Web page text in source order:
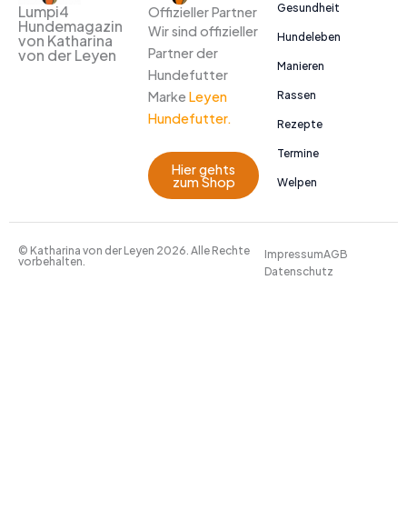
Lumpi4
Hundemagazin
von Katharina
von der Leyen
Offizieller Partner
Wir sind offizieller
Partner der
Hundefutter
Marke Leyen
Hundefutter.
Hier gehts
zum Shop
Gesundheit
Hundeleben
Manieren
Rassen
Rezepte
Termine
Welpen
© Katharina von der Leyen 2026. Alle Rechte
vorbehalten.
ImpressumAGB
Datenschutz